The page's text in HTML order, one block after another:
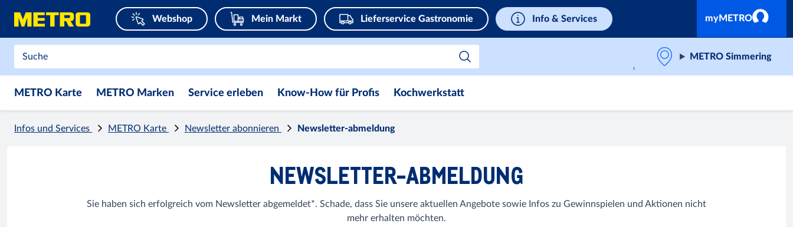
Webshop Mein Markt Lieferservice Gastronomie Info & Services myMETRO
METRO Simmering
METRO Karte METRO Marken Service erleben Know-How für Profis Kochwerkstatt
Infos und Services METRO Karte Newsletter abonnieren Newsletter-abmeldung
NEWSLETTER-ABMELDUNG
Sie haben sich erfolgreich vom Newsletter abgemeldet*. Schade, dass Sie unsere aktuellen Angebote sowie Infos zu Gewinnspielen und Aktionen nicht
mehr erhalten möchten.